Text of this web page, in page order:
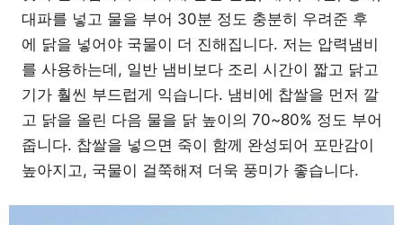
대파를 넣고 물을 부어 30분 정도 충분히 우려준 후
에 닭을 넣어야 국물이 더 진해집니다. 저는 압력냄비
를 사용하는데, 일반 냄비보다 조리 시간이 짧고 닭고
기가 훨씬 부드럽게 익습니다. 냄비에 찹쌀을 먼저 깔
고 닭을 올린 다음 물을 닭 높이의 70~80% 정도 부어
줍니다. 찹쌀을 넣으면 죽이 함께 완성되어 포만감이
높아지고, 국물이 걸쭉해져 더욱 풍미가 좋습니다.